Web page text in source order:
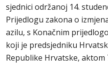
sjednici održanoj 14.
Prijedlogu zakona o
azilu, s Konačnim
koji je predsjedniku
Republike Hrvatske, aktom